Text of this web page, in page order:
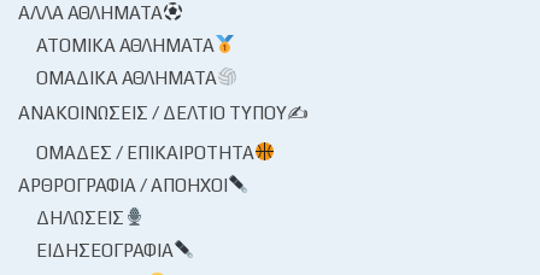
ΆΛΛΑ ΑΘΛΉΜΑΤΑ
ΑΤΟΜΙΚΆ ΑΘΛΉΜΑΤΑ
ΟΜΑΔΙΚΆ ΑΘΛΉΜΑΤΑ
ΑΝΑΚΟΙΝΏΣΕΙΣ / ΔΕΛΤΊΟ ΤΎΠΟΥ✍
ΟΜΆΔΕΣ / ΕΠΙΚΑΙΡΌΤΗΤΑ
ΑΡΘΡΟΓΡΑΦΊΑ / ΑΠΌΗΧΟΙ
ΔΗΛΏΣΕΙΣ
ΕΙΔΗΣΕΟΓΡΑΦΊΑ